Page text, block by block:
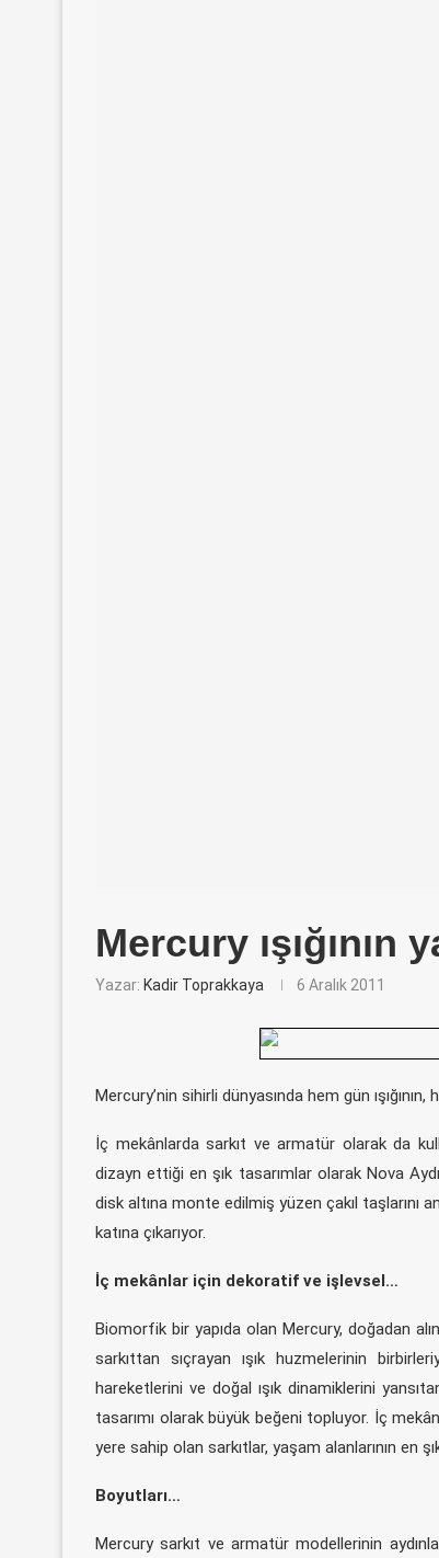
Mercury ışığının
Yazar: Kadir Toprakkaya 6 Aralık 2011
Mercury’nin sihirli dünyasında hem gün ışığının,
İç mekânlarda sarkıt ve armatür olarak da
dizayn ettiği en şık tasarımlar olarak Nova
disk altına monte edilmiş yüzen çakıl taşlarını
katına çıkarıyor.
İç mekânlar için dekoratif ve işlevsel…
Biomorfik bir yapıda olan Mercury, doğadan
sarkıttan sıçrayan ışık huzmelerinin
hareketlerini ve doğal ışık dinamiklerini
tasarımı olarak büyük beğeni topluyor. İç
yere sahip olan sarkıtlar, yaşam alanlarının en
Boyutları…
Mercury sarkıt ve armatür modellerinin